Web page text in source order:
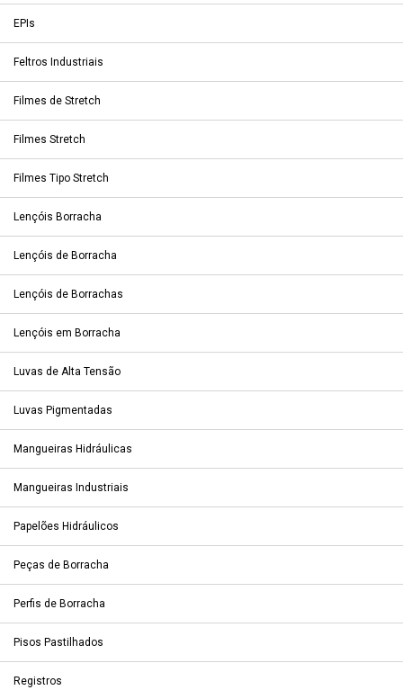
EPIs
Feltros Industriais
Filmes de Stretch
Filmes Stretch
Filmes Tipo Stretch
Lençóis Borracha
Lençóis de Borracha
Lençóis de Borrachas
Lençóis em Borracha
Luvas de Alta Tensão
Luvas Pigmentadas
Mangueiras Hidráulicas
Mangueiras Industriais
Papelões Hidráulicos
Peças de Borracha
Perfis de Borracha
Pisos Pastilhados
Registros